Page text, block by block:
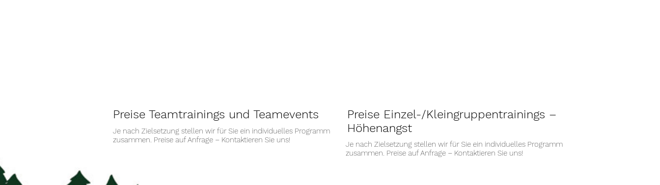
Preise Teamtrainings und Teamevents
Je nach Zielsetzung stellen wir für Sie ein individuelles Programm
zusammen. Preise auf Anfrage – Kontaktieren Sie uns!
Preise Einzel-/Kleingruppentrainings –
Höhenangst
Je nach Zielsetzung stellen wir für Sie ein individuelles Programm
zusammen. Preise auf Anfrage – Kontaktieren Sie uns!